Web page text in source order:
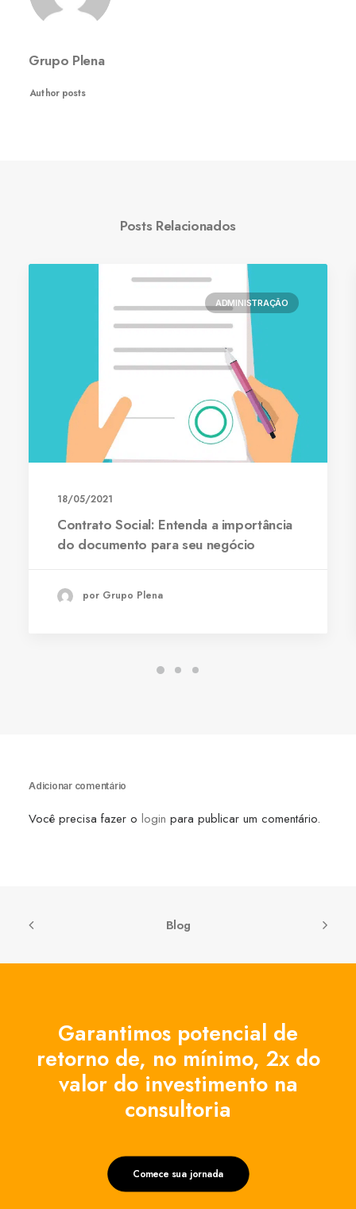
Grupo Plena
Author posts
Posts Relacionados
ADMINISTRAÇÃO
18/05/2021
Contrato Social: Entenda a importância
do documento para seu negócio
por Grupo Plena
Adicionar comentário
Você precisa fazer o login para publicar um comentário.
Blog
Garantimos potencial de
retorno de, no mínimo, 2x do
valor do investimento na
consultoria
Comece sua jornada